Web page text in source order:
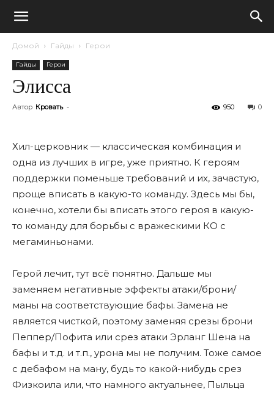
Домой Гайды Герои
Гайды Герои
Элисса
Автор Кровать - 0
950
Хил-церковник — классическая комбинация и
одна из лучших в игре, уже приятно. К героям
поддержки поменьше требований и их, зачастую,
проще вписать в какую-то команду. Здесь мы бы,
конечно, хотели бы вписать этого героя в какую-
то команду для борьбы с вражескими КО с
мегаминьонами.
Герой лечит, тут всë понятно. Дальше мы
заменяем негативные эффекты атаки/брони/
маны на соответствующие бафы. Замена не
является чисткой, поэтому заменяя срезы брони
Пеппер/Пофита или срез атаки Эрланг Шена на
бафы и т.д. и т.п., урона мы не получим. Тоже самое
с дебафом на ману, будь то какой-нибудь срез
Физкоила или, что намного актуальнее, Пыльца